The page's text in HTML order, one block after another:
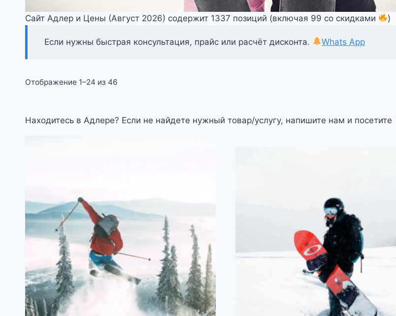
Сайт Адлер и Цены (Август 2026) содержит 1337 позиций (включая 99 со скидками )
Если нужны быстрая консультация, прайс или расчёт дисконта. Whats App
Отображение 1–24 из 46
Находитесь в Адлере? Если не найдете нужный товар/услугу, напишите нам и посетите